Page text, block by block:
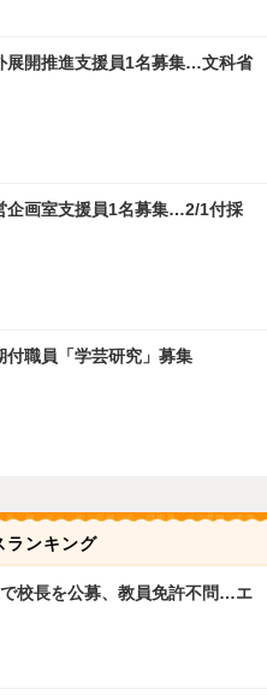
展開推進支援員1名募集…文科省
企画室支援員1名募集…2/1付採
付職員「学芸研究」募集
ランキング
校長を公募、教員免許不問…エ